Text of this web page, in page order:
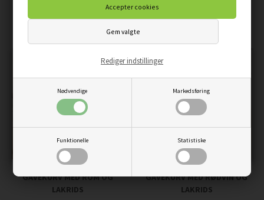
Nødvendige Markedsføring
Funktionelle Statistiske
Rediger indstillinger
GAVEKURV MED ROM OG
LAKRIDS
GAVEKURV MED RØDVIN OG
LAKRIDS